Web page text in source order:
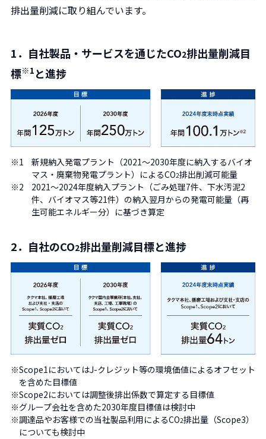
排出量削減に取り組んでいます。
1．自社製品・サービスを通じたCO2排出量削減目
標※1 と進捗
※1
新規納入発電プラント（2021～2030年度に納入するバイオ
マス・廃棄物発電プラント）によるCO2排出削減可能量
※2
2021～2024年度納入プラント（ごみ処理7件、下水汚泥2
件、バイオマス等21件）の納入翌月からの発電可能量（再
生可能エネルギー分）に基づき算定
2．自社のCO2排出量削減目標と進捗
※Scope1においてはJ-クレジット等の環境価値によるオフセット
を含めた目標値
※Scope2においては調整後排出係数で算定する目標値
※グループ会社を含めた2030年度目標値は検討中
※調達品やお客様での当社製品利用によるCO2排出量（Scope3）
についても検討中